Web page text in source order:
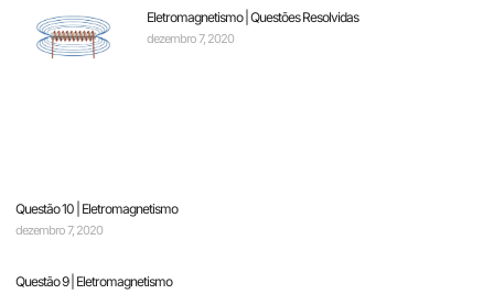
Eletromagnetismo | Questões Resolvidas
dezembro 7, 2020
Questão 10 | Eletromagnetismo
dezembro 7, 2020
Questão 9 | Eletromagnetismo